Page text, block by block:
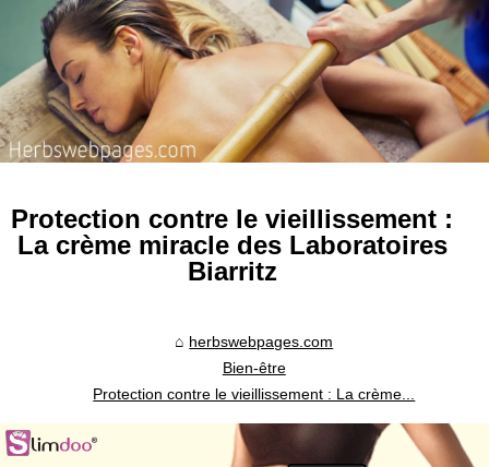
Protection contre le vieillissement :
La crème miracle des Laboratoires
Biarritz
herbswebpages.com
Bien-être
Protection contre le vieillissement : La crème...